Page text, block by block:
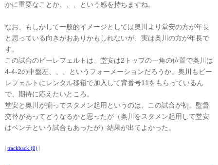
かに重要なことか、、、という感を持ちますね。
なお、もしかして一般的イメージとしては奥川より堂安の方が年長
と思っている向きがおありかもしれないが、実は奥川の方が年長で
す。
この試合のビーレフェルトは、堂安は2トップの一角の位置で奥川は
4-4-2の中盤左、、、というフォーメーションだろうか。奥川もビー
レフェルトにレンタル移籍で加入して背番号11をもらっているん
で、期待に応えたいところ。
堂安と奥川が揃ってスタメン起用というのは、この試合が初。監督
交替があってどうなるかと思ったが（奥川をスタメン起用して堂安
はベンチという試合もあったが）結果が出てよかった。
| trackback (0) |